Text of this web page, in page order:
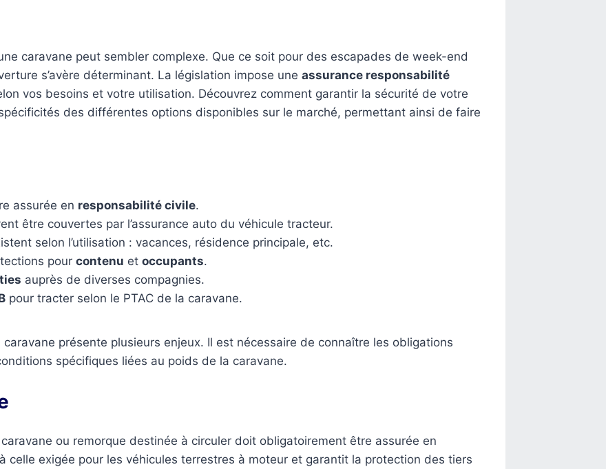
caravane peut sembler complexe. Que ce soit pour des escapades de week-end
s’avère déterminant. La législation impose une assurance responsabilité
vos besoins et votre utilisation. Découvrez comment garantir la sécurité de votre
des différentes options disponibles sur le marché, permettant ainsi de faire
assurée en responsabilité civile.
être couvertes par l’assurance auto du véhicule tracteur.
selon l’utilisation : vacances, résidence principale, etc.
pour contenu et occupants.
auprès de diverses compagnies.
pour tracter selon le PTAC de la caravane.
présente plusieurs enjeux. Il est nécessaire de connaître les obligations
spécifiques liées au poids de la caravane.
ou remorque destinée à circuler doit obligatoirement être assurée en
celle exigée pour les véhicules terrestres à moteur et garantit la protection des tiers